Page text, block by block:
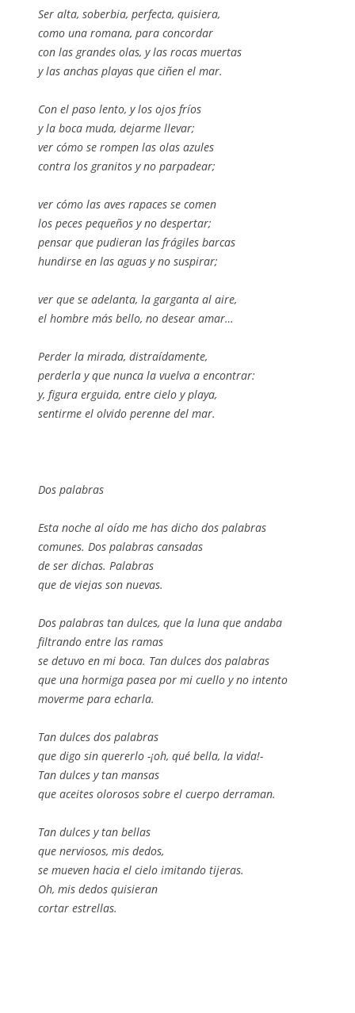
Ser alta, soberbia, perfecta, quisiera,
como una romana, para concordar
con las grandes olas, y las rocas muertas
y las anchas playas que ciñen el mar.
Con el paso lento, y los ojos fríos
y la boca muda, dejarme llevar;
ver cómo se rompen las olas azules
contra los granitos y no parpadear;
ver cómo las aves rapaces se comen
los peces pequeños y no despertar;
pensar que pudieran las frágiles barcas
hundirse en las aguas y no suspirar;
ver que se adelanta, la garganta al aire,
el hombre más bello, no desear amar…
Perder la mirada, distraídamente,
perderla y que nunca la vuelva a encontrar:
y, figura erguida, entre cielo y playa,
sentirme el olvido perenne del mar.
Dos palabras
Esta noche al oído me has dicho dos palabras
comunes. Dos palabras cansadas
de ser dichas. Palabras
que de viejas son nuevas.
Dos palabras tan dulces, que la luna que andaba
filtrando entre las ramas
se detuvo en mi boca. Tan dulces dos palabras
que una hormiga pasea por mi cuello y no intento
moverme para echarla.
Tan dulces dos palabras
que digo sin quererlo -¡oh, qué bella, la vida!-
Tan dulces y tan mansas
que aceites olorosos sobre el cuerpo derraman.
Tan dulces y tan bellas
que nerviosos, mis dedos,
se mueven hacia el cielo imitando tijeras.
Oh, mis dedos quisieran
cortar estrellas.